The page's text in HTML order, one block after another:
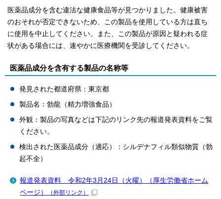
医薬品成分を含む違法な健康食品等が見つかりました。健康被害
のおそれが否定できないため、この製品を使用している方は直ち
に使用を中止してください。また、この製品が原因と疑われる症
状がある場合には、速やかに医療機関を受診してください。
医薬品成分を含有する製品の名称等
発見された都道府県：東京都
製品名：勃龍（精力増強食品）
外観：製品の写真などは下記のリンク先の報道発表資料をご覧
ください。
検出された医薬品成分（適応）：シルデナフィル類似物質（勃
起不全）
報道発表資料 令和2年3月24日（火曜）（厚生労働省ホーム
ページ）
（外部リンク）